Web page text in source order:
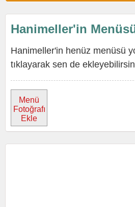
Hanimeller'in
Hanimeller'in henüz menüsü
tıklayarak sen de
Menü
Fotoğrafı
Ekle